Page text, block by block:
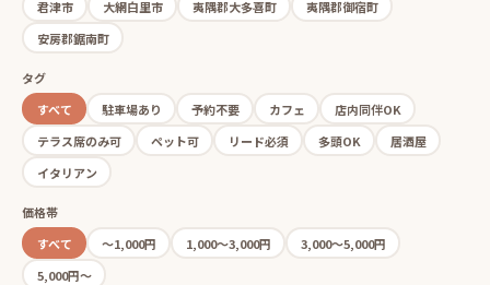
君津市
大網白里市 夷隅郡大多喜町
夷隅郡御宿町
安房郡鋸南町
タグ
すべて
駐車場あり 予約不要 カフェ
店内同伴OK
テラス席のみ可
ペット可 リード必須 多頭OK
居酒屋
イタリアン
価格帯
すべて
〜1,000円 1,000〜3,000円
3,000〜5,000円
5,000円〜